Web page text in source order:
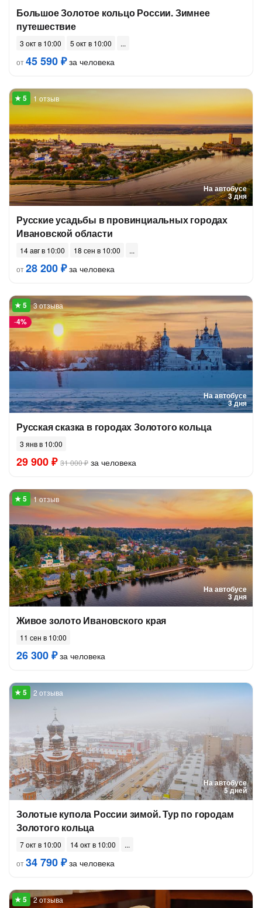
Большое Золотое кольцо России. Зимнее
путешествие
3 окт в 10:00
5 окт в 10:00
от45 590 ₽за человека
На автобусе
3 дня
1 отзыв
Русские усадьбы в провинциальных городах
Ивановской области
14 авг в 10:00
18 сен в 10:00
от28 200 ₽за человека
На автобусе
3 дня
-4%
3 отзыва
Русская сказка в городах Золотого кольца
3 янв в 10:00
29 900 ₽ 31 000 ₽ за человека
На автобусе
3 дня
1 отзыв
Живое золото Ивановского края
11 сен в 10:00
26 300 ₽за человека
На автобусе
5 дней
2 отзыва
Золотые купола России зимой. Тур по городам
Золотого кольца
7 окт в 10:00
14 окт в 10:00
от34 790 ₽за человека
2 отзыва